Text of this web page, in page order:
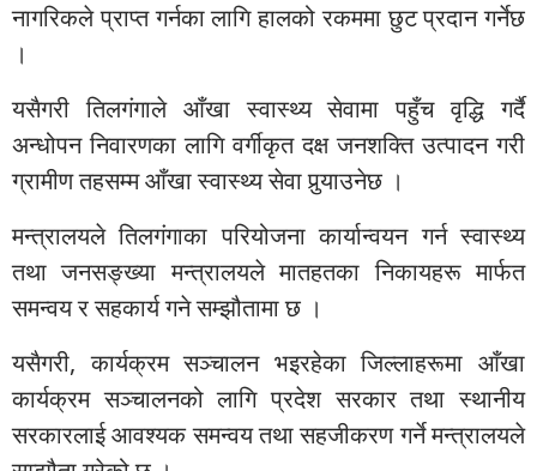
नागरिकले प्राप्त गर्नका लागि हालको रकममा छुट प्रदान गर्नेछ
।
यसैगरी तिलगंगाले आँखा स्वास्थ्य सेवामा पहुँच वृद्धि गर्दै
अन्धोपन निवारणका लागि वर्गीकृत दक्ष जनशक्ति उत्पादन गरी
ग्रामीण तहसम्म आँखा स्वास्थ्य सेवा पुर्‍याउनेछ ।
मन्त्रालयले तिलगंगाका परियोजना कार्यान्वयन गर्न स्वास्थ्य
तथा जनसङ्ख्या मन्त्रालयले मातहतका निकायहरू मार्फत
समन्वय र सहकार्य गने सम्झौतामा छ ।
यसैगरी, कार्यक्रम सञ्चालन भइरहेका जिल्लाहरूमा आँखा
कार्यक्रम सञ्चालनको लागि प्रदेश सरकार तथा स्थानीय
सरकारलाई आवश्यक समन्वय तथा सहजीकरण गर्ने मन्त्रालयले